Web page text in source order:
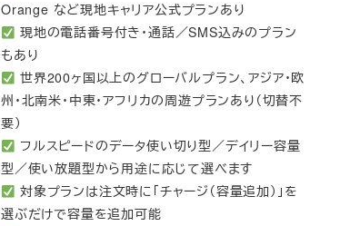
Orange など現地キャリア公式プランあり
現地の電話番号付き・通話／SMS込みのプラン
もあり
世界200ヶ国以上のグローバルプラン、アジア・欧
州・北南米・中東・アフリカの周遊プランあり（切替不
要）
フルスピードのデータ使い切り型／デイリー容量
型／使い放題型から用途に応じて選べます
対象プランは注文時に「チャージ（容量追加）」を
選ぶだけで容量を追加可能